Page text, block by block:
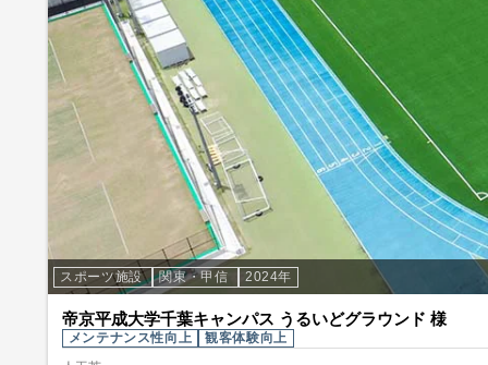
スポーツ施設 関東・甲信 2024年
帝京平成大学千葉キャンパス うるいどグラウンド 様
メンテナンス性向上
観客体験向上